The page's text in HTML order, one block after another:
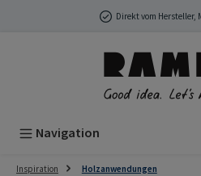
Zum Hauptinhalt springenDirekt vom Hersteller,
Navigation
Inspiration Holzanwendungen